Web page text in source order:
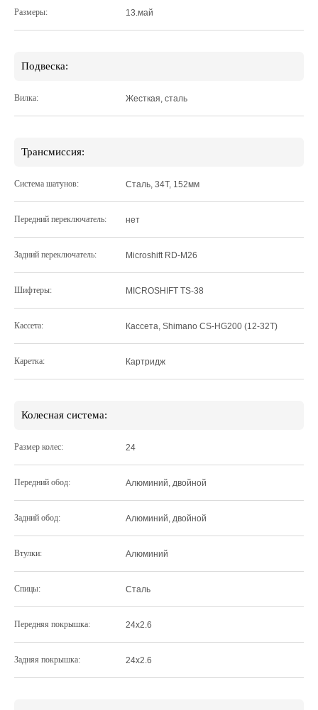
Размеры: 13.май
Подвеска:
Вилка: Жесткая, сталь
Трансмиссия:
Система шатунов: Сталь, 34Т, 152мм
Передний переключатель: нет
Задний переключатель: Microshift RD-M26
Шифтеры: MICROSHIFT TS-38
Кассета: Кассета, Shimano CS-HG200 (12-32T)
Каретка: Картридж
Колесная система:
Размер колес: 24
Передний обод: Алюминий, двойной
Задний обод: Алюминий, двойной
Втулки: Алюминий
Спицы: Сталь
Передняя покрышка: 24х2.6
Задняя покрышка: 24х2.6